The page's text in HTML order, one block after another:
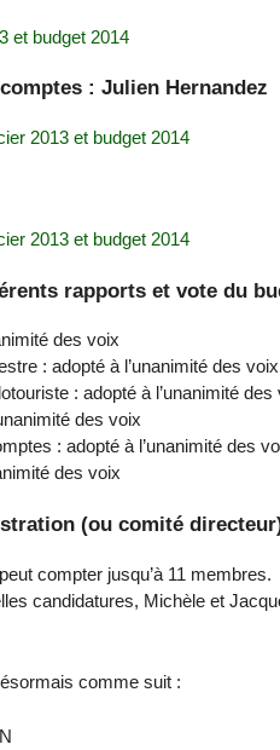
et budget 2014
: Julien Hernandez
2013 et budget 2014
2013 et budget 2014
rapports et vote du
des voix
: adopté à l’unanimité des voix
: adopté à l’unanimité des
des voix
: adopté à l’unanimité des
des voix
(ou comité
compter jusqu’à 11 membres.
candidatures, Michèle et
comme suit :